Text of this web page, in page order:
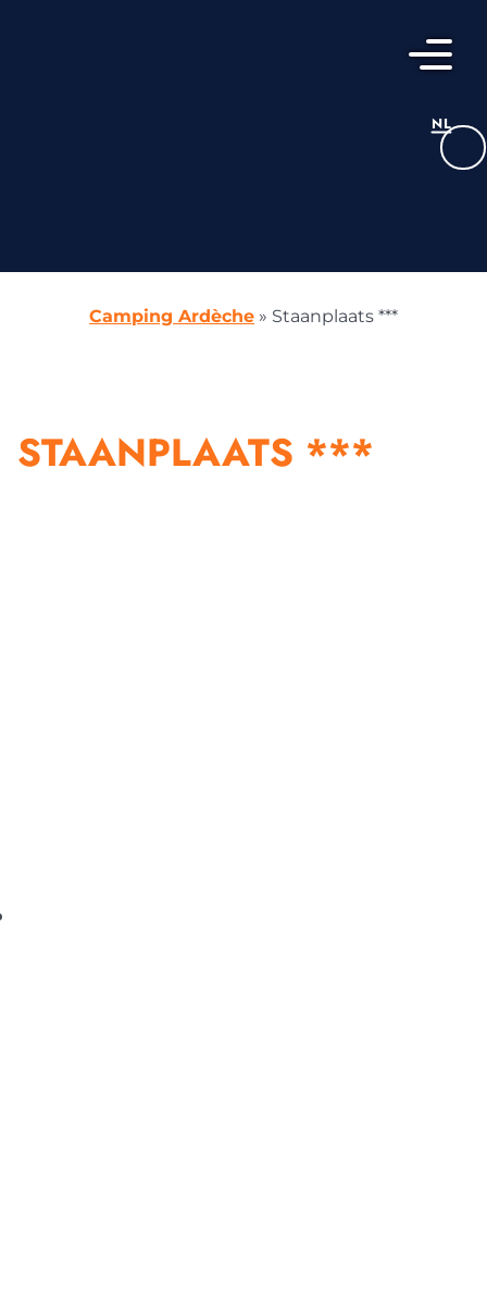
FR
NL
Camping Ardèche » Staanplaats ***
STAANPLAATS ***